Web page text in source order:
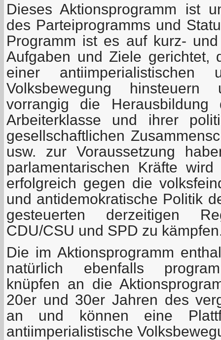
Dieses Aktionsprogramm ist
des Parteiprogramms und
Programm ist es auf kurz-
Aufgaben und Ziele gerichtet,
einer antiimperialistischen
Volksbewegung
vorrangig die Herausbildung
Arbeiterklasse und ihrer
gesellschaftlichen
usw. zur Voraussetzung
parlamentarischen Kräfte
erfolgreich gegen die
und antidemokratische Politik
gesteuerten derzeitigen
CDU/CSU und SPD zu
Die im Aktionsprogramm
natürlich ebenfalls
knüpfen an die
20er und 30er Jahren des
an und können eine
antiimperialistische